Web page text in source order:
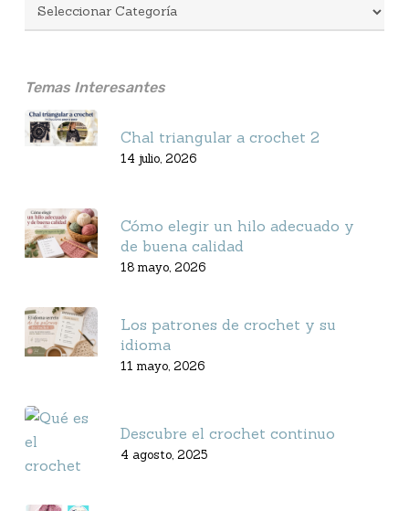
Temas Interesantes
Chal triangular a crochet 2
14 julio, 2026
Cómo elegir un hilo adecuado y
de buena calidad
18 mayo, 2026
Los patrones de crochet y su
idioma
11 mayo, 2026
Descubre el crochet continuo
4 agosto, 2025